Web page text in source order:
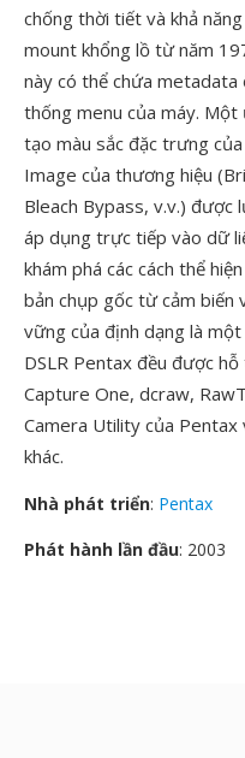
chống thời tiết và khả
mount khổng lồ từ năm
này có thể chứa metadata
thống menu của máy. Một
tạo màu sắc đặc trưng
Image của thương hiệu
Bleach Bypass, v.v.)
áp dụng trực tiếp vào dữ
khám phá các cách thể
bản chụp gốc từ cảm biến
vững của định dạng là
DSLR Pentax đều được
Capture One, dcraw,
Camera Utility của Pentax
khác.
Nhà phát triển: Pentax
Phát hành lần đầu: 2003